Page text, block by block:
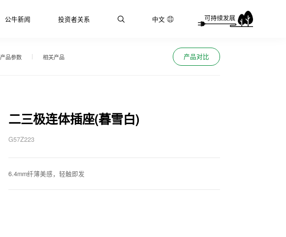
公牛新闻 投资者关系 中文
产品参数 相关产品 产品对比
二三极连体插座(暮雪白)
G57Z223
6.4mm纤薄美感，轻触即发